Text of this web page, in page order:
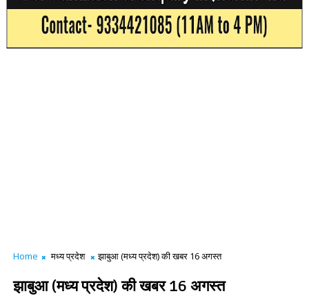
Home मध्य प्रदेश झाबुआ (मध्य प्रदेश) की खबर 16 अगस्त
झाबुआ (मध्य प्रदेश) की खबर 16 अगस्त